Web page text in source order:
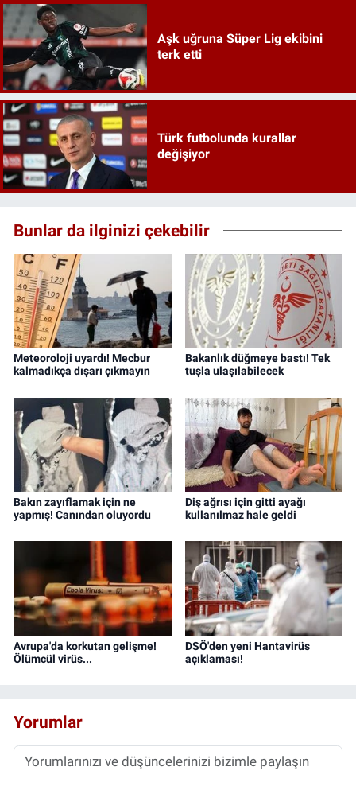
Aşk uğruna Süper Lig ekibini
terk etti
Türk futbolunda kurallar
değişiyor
Bunlar da ilginizi çekebilir
Meteoroloji uyardı! Mecbur
kalmadıkça dışarı çıkmayın
Bakanlık düğmeye bastı! Tek
tuşla ulaşılabilecek
Bakın zayıflamak için ne
yapmış! Canından oluyordu
Diş ağrısı için gitti ayağı
kullanılmaz hale geldi
Avrupa'da korkutan gelişme!
Ölümcül virüs...
DSÖ'den yeni Hantavirüs
açıklaması!
Yorumlar